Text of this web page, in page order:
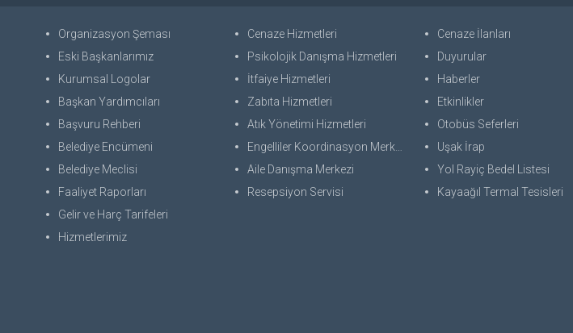
Organizasyon Şeması
Eski Başkanlarımız
Kurumsal Logolar
Başkan Yardımcıları
Başvuru Rehberi
Belediye Encümeni
Belediye Meclisi
Faaliyet Raporları
Gelir ve Harç Tarifeleri
Hizmetlerimiz
Cenaze Hizmetleri
Psikolojik Danışma Hizmetleri
İtfaiye Hizmetleri
Zabıta Hizmetleri
Atık Yönetimi Hizmetleri
Engelliler Koordinasyon Merkezi
Aile Danışma Merkezi
Resepsiyon Servisi
Cenaze İlanları
Duyurular
Haberler
Etkinlikler
Otobüs Seferleri
Uşak İrap
Yol Rayiç Bedel Listesi
Kayaağıl Termal Tesisleri